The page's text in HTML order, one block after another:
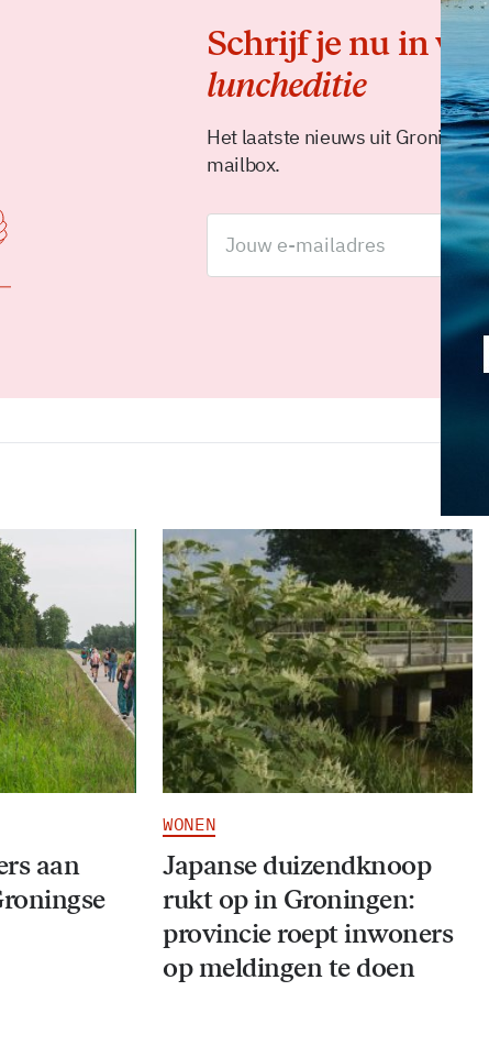
Schrijf je nu in
luncheditie
Het laatste nieuws uit
mailbox.
aan
WONEN
Japanse duizendknoop
rukt op in Groningen:
provincie roept inwoners
op meldingen te doen